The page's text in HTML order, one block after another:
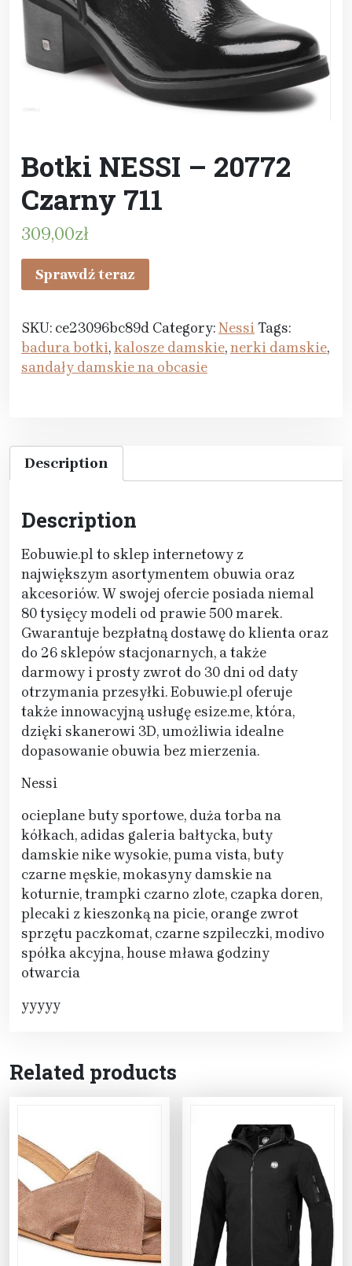
Botki NESSI – 20772
Czarny 711
309,00zł
Sprawdź teraz
SKU: ce23096bc89d Category:NessiTags:
badura botki,kalosze damskie,nerki damskie,
sandały damskie na obcasie
Description
Description
Eobuwie.pl to sklep internetowy z
największym asortymentem obuwia oraz
akcesoriów. W swojej ofercie posiada niemal
80 tysięcy modeli od prawie 500 marek.
Gwarantuje bezpłatną dostawę do klienta oraz
do 26 sklepów stacjonarnych, a także
darmowy i prosty zwrot do 30 dni od daty
otrzymania przesyłki. Eobuwie.pl oferuje
także innowacyjną usługę esize.me, która,
dzięki skanerowi 3D, umożliwia idealne
dopasowanie obuwia bez mierzenia.
Nessi
ocieplane buty sportowe, duża torba na
kółkach, adidas galeria bałtycka, buty
damskie nike wysokie, puma vista, buty
czarne męskie, mokasyny damskie na
koturnie, trampki czarno zlote, czapka doren,
plecaki z kieszonką na picie, orange zwrot
sprzętu paczkomat, czarne szpileczki, modivo
spółka akcyjna, house mława godziny
otwarcia
yyyyy
Related products